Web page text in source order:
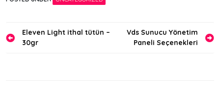
Yazı
gezinmesi
Eleven Light ithal tütün –
30gr
Vds Sunucu Yönetim
Paneli Seçenekleri